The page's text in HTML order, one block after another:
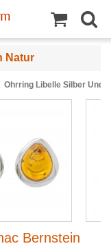
Natur
Ohrring Libelle Silber Und
Bernstein